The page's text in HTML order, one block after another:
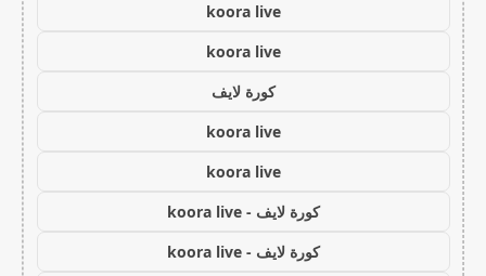
koora live
koora live
كورة لايف
koora live
koora live
كورة لايف - koora live
كورة لايف - koora live